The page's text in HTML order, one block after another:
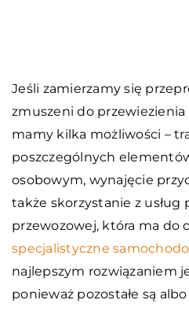
Jeśli zamierzamy się
zmuszeni do
mamy kilka możliwości –
poszczególnych
osobowym, wynajęcie
także skorzystanie z
przewozowej, która ma do
specjalistyczne
najlepszym rozwiązaniem
ponieważ pozostałe są